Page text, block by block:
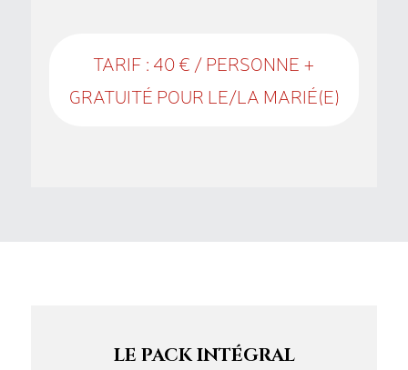
TARIF : 40 € / PERSONNE +
GRATUITÉ POUR LE/LA MARIÉ(E)
LE PACK INTÉGRAL